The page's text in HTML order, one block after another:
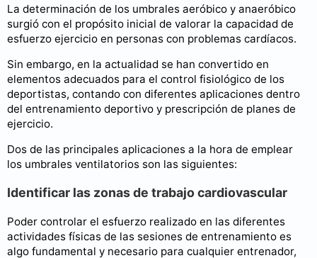
La determinación de los umbrales aeróbico y anaeróbico
surgió con el propósito inicial de valorar la capacidad de
esfuerzo ejercicio en personas con problemas cardíacos.
Sin embargo, en la actualidad se han convertido en
elementos adecuados para el control fisiológico de los
deportistas, contando con diferentes aplicaciones dentro
del entrenamiento deportivo y prescripción de planes de
ejercicio.
Dos de las principales aplicaciones a la hora de emplear
los umbrales ventilatorios son las siguientes:
Identificar las zonas de trabajo cardiovascular
Poder controlar el esfuerzo realizado en las diferentes
actividades físicas de las sesiones de entrenamiento es
algo fundamental y necesario para cualquier entrenador,